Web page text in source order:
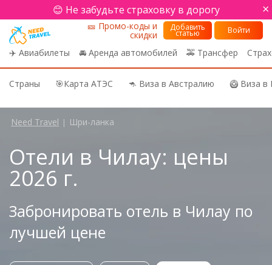
😊 Не забудьте страховку в дорогу ×
✈️ Авиабилеты 🚘 Аренда автомобилей 🚕 Трансфер
🎫 Промо-коды и
скидки
Добавить
статью Войти
Страны 🎯Карта АТЭС 🦘 Виза в Австралию 🥝 Виза
Need Travel | Шри-ланка
Отели в Чилау: цены
2026 г.
Забронировать отель в Чилау по
лучшей цене